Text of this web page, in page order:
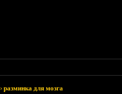
›разминка для мозга